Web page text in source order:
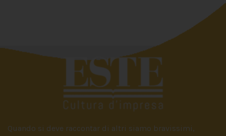
Quando si deve raccontar di altri siamo bravissimi,